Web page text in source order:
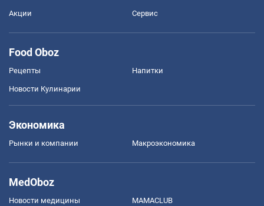
Акции Сервис
Food Oboz
Рецепты Напитки
Новости Кулинарии
Экономика
Рынки и компании Mакроэкономика
MedOboz
Новости медицины MAMACLUB